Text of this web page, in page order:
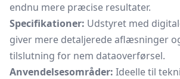
endnu mere præcise resultater.
Specifikationer: Udstyret med
giver mere detaljerede aflæsninger
tilslutning for nem dataoverførsel.
Anvendelsesområder: Ideelle til